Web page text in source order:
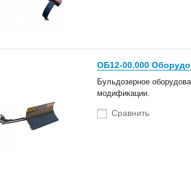
ОБ12-00.000
Бульдозерное
модификации.
Сравнить